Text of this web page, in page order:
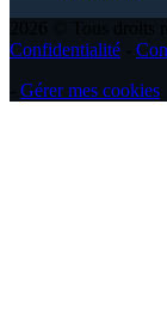
Confidentialité
Gérer mes cookies